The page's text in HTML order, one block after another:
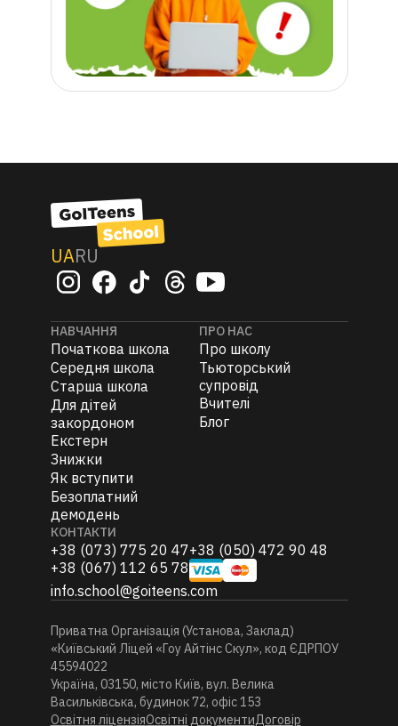
UARU
НАВЧАННЯ
Початкова школа
Середня школа
Старша школа
Для дітей
закордоном
Екстерн
Знижки
Як вступити
Безоплатний
демодень
ПРО НАС
Про школу
Тьюторський
супровід
Вчителi
Блог
КОНТАКТИ
+38 (073) 775 20 47+38 (050) 472 90 48
+38 (067) 112 65 78
info.school@goiteens.com
Приватна Організація (Установа, Заклад)
«Київський Ліцей «Гоу Айтінс Скул», код ЄДРПОУ
45594022
Україна, 03150, місто Київ, вул. Велика
Васильківська, будинок 72, офіс 153
Освітня ліцензіяОсвітні документиДоговір